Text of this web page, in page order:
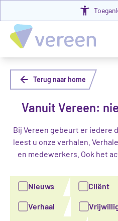
Terug naar home
Vanuit Vereen:
Bij Vereen gebeurt er iedere
leest u onze verhalen.
en medewerkers. Ook het
Nieuws Cliënt
Verhaal